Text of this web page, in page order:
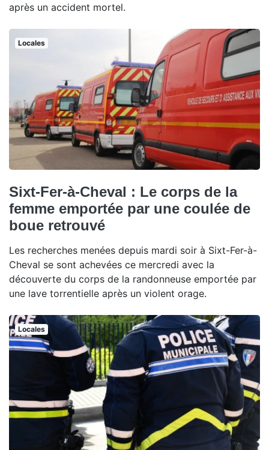
après un accident mortel.
Locales
Sixt-Fer-à-Cheval : Le corps de la
femme emportée par une coulée de
boue retrouvé
Les recherches menées depuis mardi soir à Sixt-Fer-à-
Cheval se sont achevées ce mercredi avec la
découverte du corps de la randonneuse emportée par
une lave torrentielle après un violent orage.
Locales